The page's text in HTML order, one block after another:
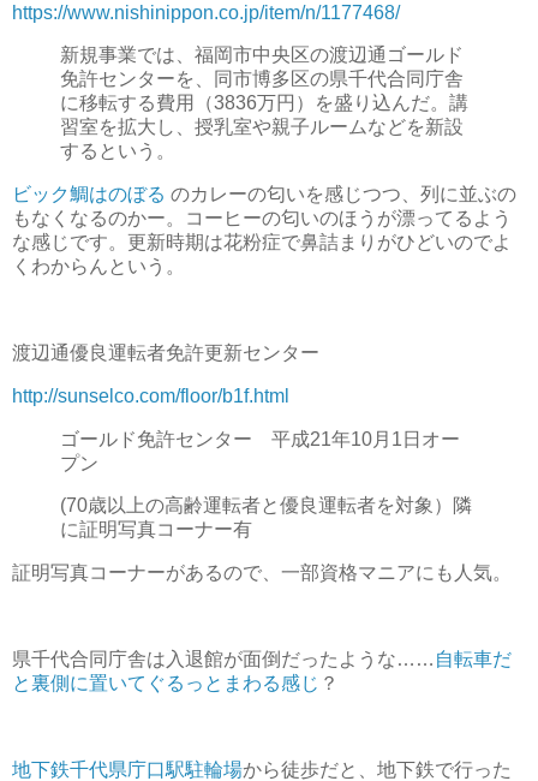
https://www.nishinippon.co.jp/item/n/1177468/
新規事業では、福岡市中央区の渡辺通ゴールド
免許センターを、同市博多区の県千代合同庁舎
に移転する費用（3836万円）を盛り込んだ。講
習室を拡大し、授乳室や親子ルームなどを新設
するという。
ビック鯛はのぼる のカレーの匂いを感じつつ、列に並ぶの
もなくなるのかー。コーヒーの匂いのほうが漂ってるよう
な感じです。更新時期は花粉症で鼻詰まりがひどいのでよ
くわからんという。
渡辺通優良運転者免許更新センター
http://sunselco.com/floor/b1f.html
ゴールド免許センター 平成21年10月1日オー
プン
(70歳以上の高齢運転者と優良運転者を対象）隣
に証明写真コーナー有
証明写真コーナーがあるので、一部資格マニアにも人気。
県千代合同庁舎は入退館が面倒だったような…… 自転車だ
と裏側に置いてぐるっとまわる感じ ？
地下鉄千代県庁口駅駐輪場から徒歩だと、地下鉄で行った